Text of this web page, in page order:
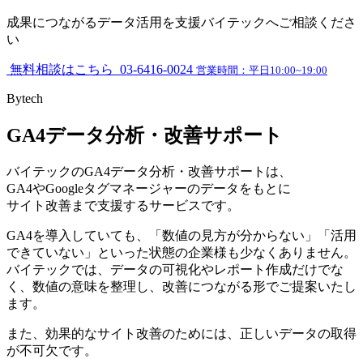
成果につながるデータ活用を支援バイテックへご相談くださ
い
無料相談はこちら 03-6416-0024 営業時間：平日10:00~19:00
Bytech
GA4データ分析・改善サポート
バイテックのGA4データ分析・改善サポートは、
GA4やGoogleタグマネージャーのデータをもとに
サイト改善まで支援するサービスです。
GA4を導入していても、
「数値の見方が分からない」「活用
できていない」
といった状態の企業様も少なくありません。
バイテックでは、データの可視化やレポート作成だけでな
く、数値の意味を整理し、改善につながる形でご提案いたし
ます。
また、効果的なサイト改善のためには、正しいデータの取得
が不可欠です。